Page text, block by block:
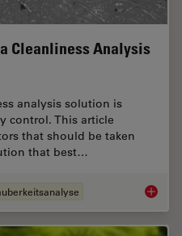
Cleanliness Analysis
analysis solution is
control. This article
that should be taken
that best…
Factors